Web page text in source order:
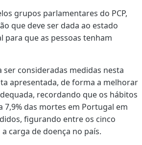
grupos parlamentares do PCP,
que deve ser dada ao estado
que as pessoas tenham
consideradas medidas nesta
apresentada, de forma a melhorar
recordando que os hábitos
das mortes em Portugal em
figurando entre os cinco
carga de doença no país.